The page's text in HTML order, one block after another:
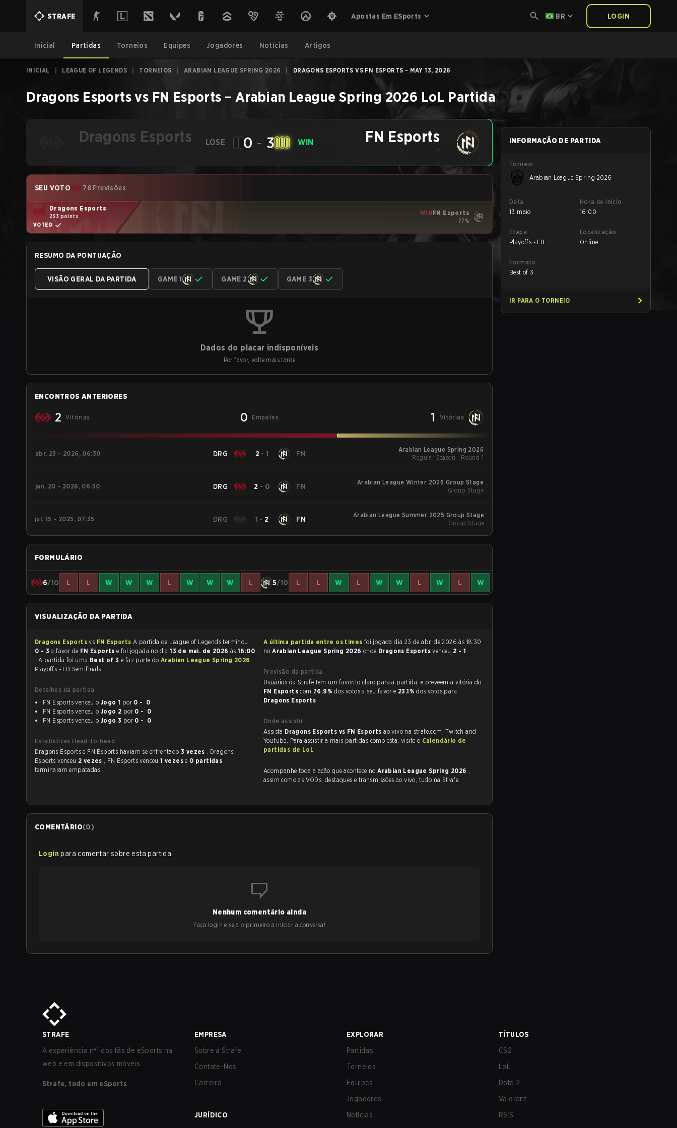
STRAFE Apostas Em ESports BR LOGIN
Inicial Partidas Torneios Equipes Jogadores Notícias Artigos
INICIAL LEAGUE OF LEGENDS TORNEIOS ARABIAN LEAGUE SPRING 2026 DRAGONS ESPORTS VS FN ESPORTS - MAY 13, 2026
Dragons Esportsvs FN Esports – Arabian League Spring 2026 LoL Partida
Dragons Esports
-
LOSE 0 - 3 WIN FN Esports
-
SEU VOTO 78 Previsões
Dragons Esports
233 points
VOTED
WINFN Esports
77%
RESUMO DA PONTUAÇÃO
VISÃO GERAL DA PARTIDA GAME 1 GAME 2 GAME 3
Dados do placar indisponíveis
Por favor, volte mais tarde
ENCONTROS ANTERIORES
2 Vitórias 0 Empates 1 Vitórias
abr. 23 - 2026, 06:30 DRG 2 -1 FN
Arabian League Spring 2026
Regular Season - Round 1
jan. 20 - 2026, 06:30 DRG 2 - 0 FN
Arabian League Winter 2026 Group Stage
Group Stage
jul. 15 - 2025, 07:35 DRG 1 - 2 FN
Arabian League Summer 2025 Group Stage
Group Stage
FORMULÁRIO
6/10 L L W W W L W W W L 5/10 L L W L W W L W L W
VISUALIZAÇÃO DA PARTIDA
Dragons Esportsvs FN Esports
A partida de League of Legends terminou
0 - 3 a favor de FN Esports e foi jogada no dia13 de mai. de 2026 às 16:00
. A partida foi uma Best of 3 e faz parte do Arabian League Spring 2026
Playoffs - LB Semifinals.
Detalhes da partida
FN Esports venceu o Jogo 1 por
0 - 0
FN Esports venceu o Jogo 2 por
0 - 0
FN Esports venceu o Jogo 3 por 0 - 0
Estatísticas Head-to-head
Dragons Esports e FN Esports haviam se enfrentado 3 vezes . Dragons
Esports venceu 2 vezes , FN Esports venceu1 vezese 0 partidas
terminaram empatadas.
A última partida entre os times
noArabian League Spring 2026 onde Dragons Esportsvenceu 2 - 1 .
Previsão da partida
Usuários da Strafe tem um favorito claro para a partida, e preveem a vitória do
FN Esportscom 76.9%dos votos a seu favor e 23.1%dos votos para
Dragons Esports .
Onde assistir
Assista Dragons Esports vs FN Esportsao vivo na strafe.com, Twitch and
Youtube. Para assistir a mais partidas como esta, visite o Calendário de
partidas de LoL .
Acompanhe toda a ação que acontece noArabian League Spring 2026 ,
assim como as VODs, destaques e transmissões ao vivo, tudo na Strafe.
COMENTÁRIO(0)
Login para comentar sobre esta partida
Nenhum comentário ainda
Faça login e seja o primeiro a iniciar a conversa!
INFORMAÇÃO DE PARTIDA
Torneio
Arabian League Spring 2026
Data
13 maio
Hora de início
16:00
Etapa
Playoffs - LB
Localização
Online
Formato
Best of 3
IR PARA O TORNEIO
STRAFE
A experiência nº1 dos fãs de eSports na
web e em dispositivos móveis.
Strafe, tudo em eSports
EMPRESA
Sobre a Strafe
Contate-Nos
Carreira
JURÍDICO
EXPLORAR
Partidas
Torneios
Equipes
Jogadores
Notícias
TÍTULOS
CS2
LoL
Dota 2
Valorant
R6:S